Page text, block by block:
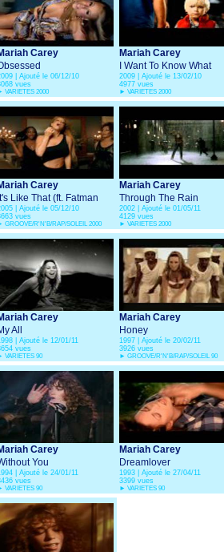
Carey
| Ajouté le 06/12/10
vues
VARIETES 2000
Mariah Carey
I Want To Know What
Love Is
2009 | Ajouté le 13/02/10
4977 vues
► VARIETES 2000
Carey
It's Like That (ft. Fatman
Jermaine Dupri)
| Ajouté le 05/12/10
vues
GROOVE/R'N'B/RAP/SOLEIL 2000
Mariah Carey
Through The Rain
2002 | Ajouté le 01/05/11
4129 vues
► VARIETES 2000
Carey
All
| Ajouté le 12/01/11
vues
VARIETES 90
Mariah Carey
Honey
1997 | Ajouté le 20/02/11
3926 vues
► GROOVE/R'N'B/RAP/SOLEIL 90
Carey
You
| Ajouté le 24/01/11
vues
VARIETES 90
Mariah Carey
Dreamlover
1993 | Ajouté le 27/04/11
3399 vues
► VARIETES 90